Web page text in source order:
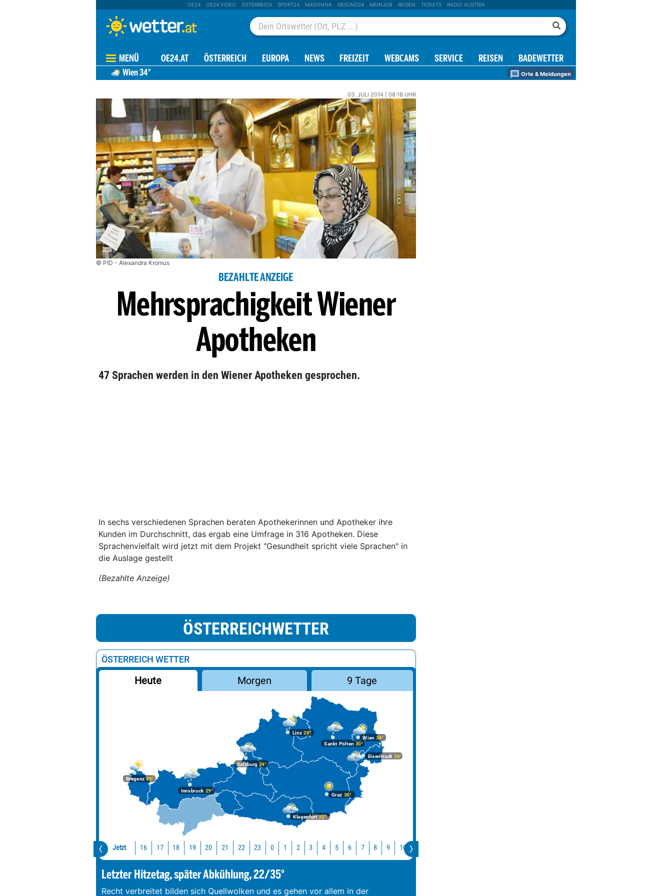
OE24 OE24 VIDEO ÖSTERREICH SPORT24 MADONNA GESUND24 MEINJOB REISEN TICKETS RADIO AUSTRIA
MENÜ OE24.AT ÖSTERREICH EUROPA NEWS FREIZEIT WEBCAMS SERVICE REISEN BADEWETTER
Wien34° Orte & Meldungen
03. JULI 2014 | 08:18 UHR
© PID - Alexandra Kromus
BEZAHLTE ANZEIGE
Mehrsprachigkeit Wiener
Apotheken
47 Sprachen werden in den Wiener Apotheken gesprochen.
In sechs verschiedenen Sprachen beraten Apothekerinnen und Apotheker ihre
Kunden im Durchschnitt, das ergab eine Umfrage in 316 Apotheken. Diese
Sprachenvielfalt wird jetzt mit dem Projekt "Gesundheit spricht viele Sprachen" in
die Auslage gestellt
(Bezahlte Anzeige)
ÖSTERREICHWETTER
ÖSTERREICH WETTER
Heute Morgen 9 Tage
Bregenz28°
Graz 36°
Innsbruck29°
Klagenfurt32°
Linz 28°
Salzburg24°
Wien 34°
Eisenstadt 36°
Sankt Pölten 30°
Jetzt 16 17 18 19 20 21 22 23 0 1 2 3 4 5 6 7 8 9 10
Letzter Hitzetag, später Abkühlung, 22/35°
Recht verbreitet bilden sich Quellwolken und es gehen vor allem in der